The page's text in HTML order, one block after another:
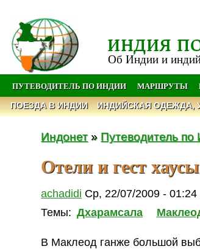
ИНДИЯ
Об Индии и
ПУТЕВОДИТЕЛЬ ПО ИНДИИ МАРШРУТЫ
ПОЕЗДА В ИНДИИ ИНДИЙСКАЯ ОДЕЖДА,
Индонет» Путеводитель по
Отели и гест
achadidi Ср, 22/07/2009 - 01:24
Темы: Дхарамсала
В Маклеод ганже большой